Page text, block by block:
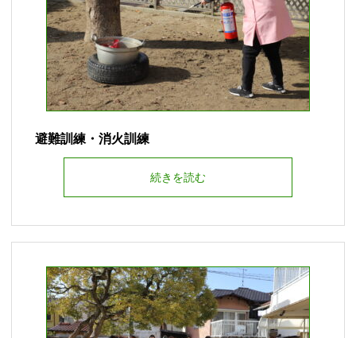
避難訓練・消火訓練
続きを読む